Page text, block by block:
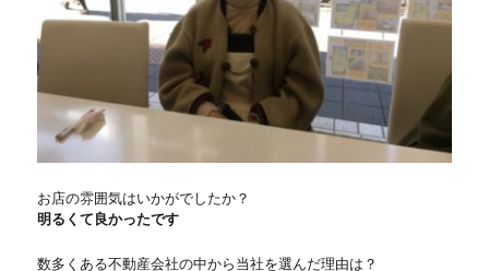
お店の雰囲気はいかがでしたか？
明るくて良かったです
数多くある不動産会社の中から当社を選んだ理由は？